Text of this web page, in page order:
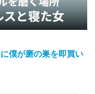
僕が磨の巣を即買い